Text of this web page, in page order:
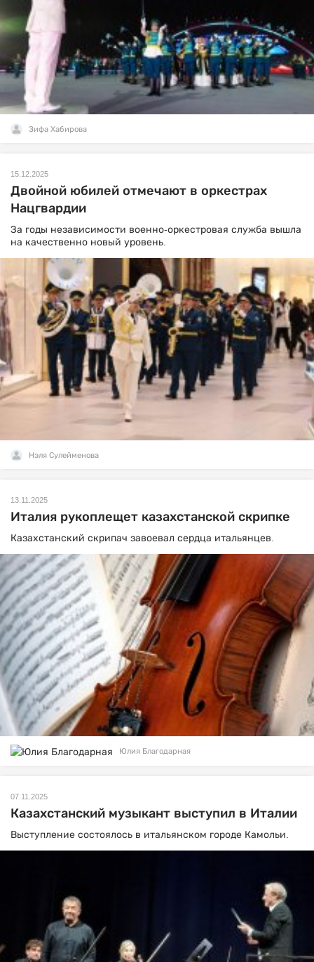
Зифа Хабирова
15.12.2025
Двойной юбилей отмечают в оркестрах
Нацгвардии
За годы независимости военно-оркестровая служба вышла
на качественно новый уровень.
Нэля Сулейменова
13.11.2025
Италия рукоплещет казахстанской скрипке
Казахстанский скрипач завоевал сердца итальянцев.
Юлия Благодарная
07.11.2025
Казахстанский музыкант выступил в Италии
Выступление состоялось в итальянском городе Камольи.